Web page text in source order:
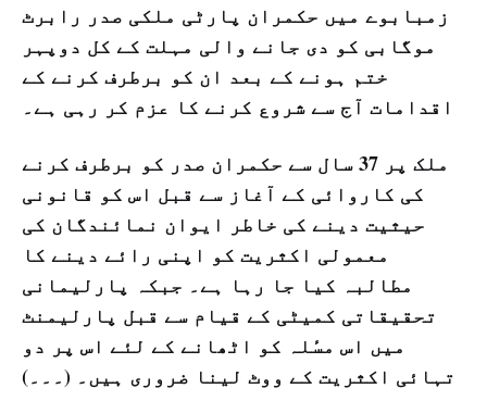
زمبابوے میں حکمران پارٹی ملکی صدر رابرٹ
موگابی کو دی جانے والی مہلت کے کل دوپہر
ختم ہونے کے بعد ان کو برطرف کرنے کے
اقدامات آج سے شروع کرنے کا عزم کر رہی ہے۔
ملک پر 37 سال سے حکمران صدر کو برطرف کرنے
کی کاروائی کے آغاز سے قبل اس کو قانونی
حیثیت دینے کی خاطر ایوان نمائندگان کی
معمولی اکثریت کو اپنی رائے دینے کا
مطالبہ کیا جا رہا ہے۔ جبکہ پارلیمانی
تحقیقاتی کمیٹی کے قیام سے قبل پارلیمنٹ
میں اس مسٔلہ کو اٹھانے کے لئے اس پر دو
تہائی اکثریت کے ووٹ لینا ضروری ہیں۔ (۔۔۔)